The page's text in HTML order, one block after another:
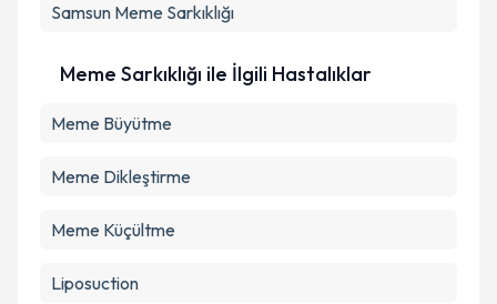
Samsun Meme Sarkıklığı
Meme Sarkıklığı ile İlgili Hastalıklar
Meme Büyütme
Meme Dikleştirme
Meme Küçültme
Liposuction